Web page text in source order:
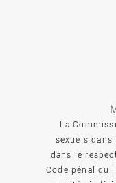
La
sexuels dans
dans le
Code pénal